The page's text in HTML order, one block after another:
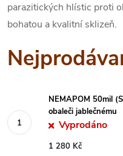
parazitických hlístic proti
bohatou a kvalitní sklizeň.
NEMAPOM 50mil
obaleči jablečnému
Vyprodáno
1 280 Kč